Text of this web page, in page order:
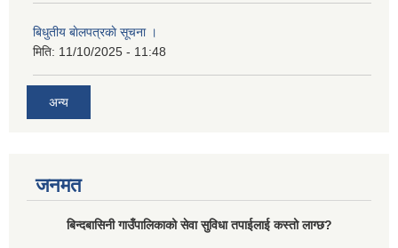
बिधुतीय बाेलपत्रकाे सूचना ।
मिति: 11/10/2025 - 11:48
अन्य
जनमत
बिन्दबासिनी गाउँपालिकाको सेवा सुविधा तपाईलाई कस्तो लाग्छ?